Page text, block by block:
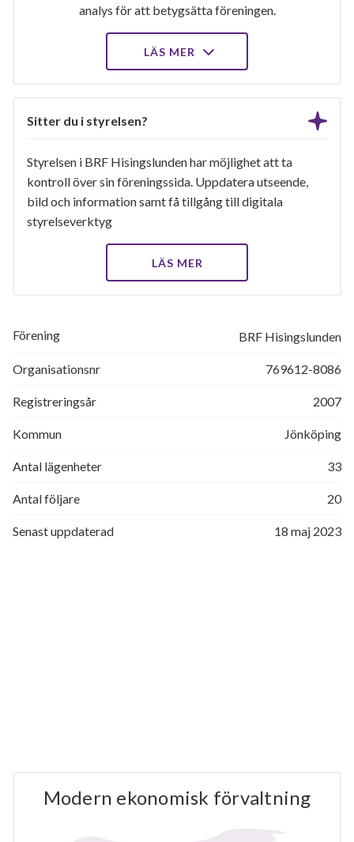
analys för att betygsätta föreningen.
LÄS MER
Sitter du i styrelsen?
Styrelsen i BRF Hisingslunden har möjlighet att ta
kontroll över sin föreningssida. Uppdatera utseende,
bild och information samt få tillgång till digitala
styrelseverktyg
LÄS MER
Förening BRF Hisingslunden
Organisationsnr 769612-8086
Registreringsår 2007
Kommun Jönköping
Antal lägenheter 33
Antal följare 20
Senast uppdaterad 18 maj 2023
Modern ekonomisk förvaltning